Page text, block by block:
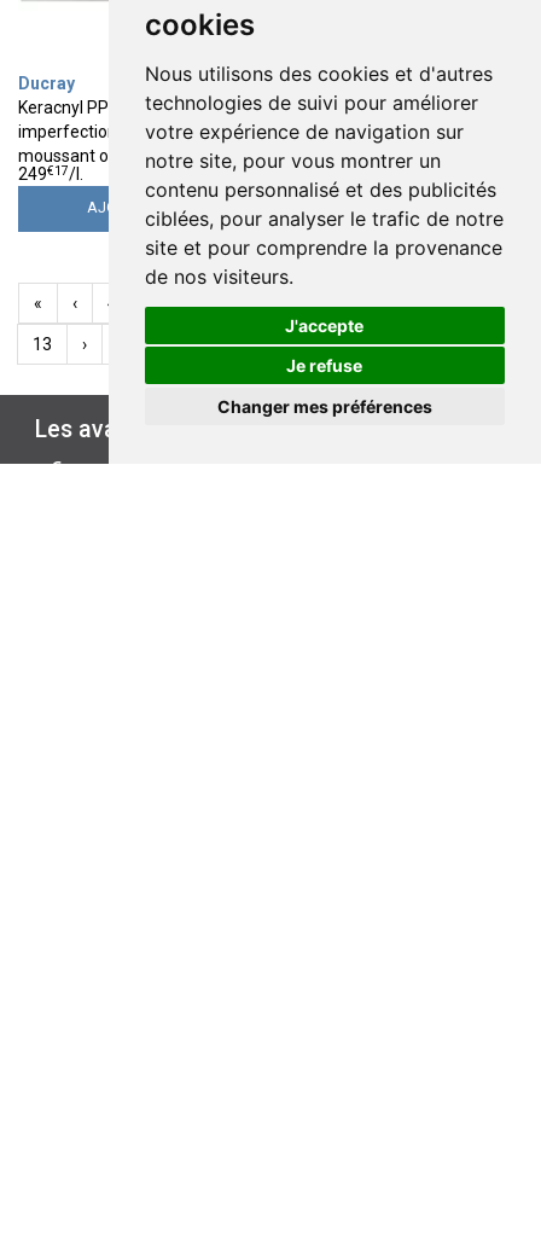
cookies
Nous utilisons des cookies et d'autres
technologies de suivi pour améliorer
votre expérience de navigation sur
notre site, pour vous montrer un
contenu personnalisé et des publicités
ciblées, pour analyser le trafic de notre
site et pour comprendre la provenance
de nos visiteurs.
J'accepte
Je refuse
Changer mes préférences
Ducray
Keracnyl PP+ creme anti-
imperfections 30ml + gel
moussant offert
14€95
249€17/l.
AJOUTER
Klorane
Bébé lait hydratant corps
500ml
26€ 98/ l.
AJOUTER
« ‹ 4 5 6 7 8 9 10 11 12
13 ›
Les avantages de
€